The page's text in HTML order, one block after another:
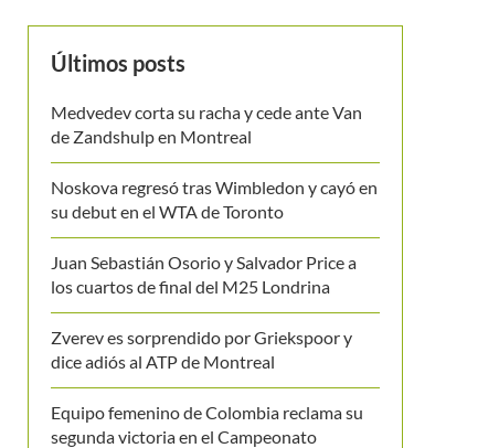
Últimos posts
Medvedev corta su racha y cede ante Van
de Zandshulp en Montreal
Noskova regresó tras Wimbledon y cayó en
su debut en el WTA de Toronto
Juan Sebastián Osorio y Salvador Price a
los cuartos de final del M25 Londrina
Zverev es sorprendido por Griekspoor y
dice adiós al ATP de Montreal
Equipo femenino de Colombia reclama su
segunda victoria en el Campeonato